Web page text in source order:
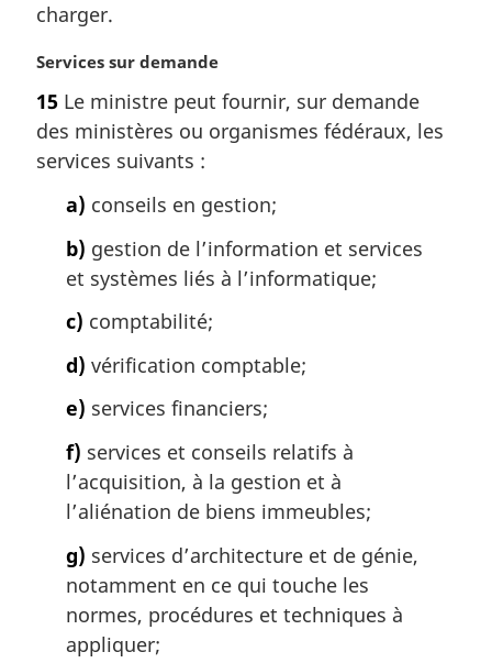
e
:
charger.
N
t
e
m
Services sur demande
15 Le ministre peut fournir, sur demande
des ministères ou organismes fédéraux, les
services suivants :
a) conseils en gestion;
b) gestion de l’information et services
et systèmes liés à l’informatique;
c) comptabilité;
d) vérification comptable;
e) services financiers;
f) services et conseils relatifs à
l’acquisition, à la gestion et à
l’aliénation de biens immeubles;
g) services d’architecture et de génie,
notamment en ce qui touche les
normes, procédures et techniques à
appliquer;